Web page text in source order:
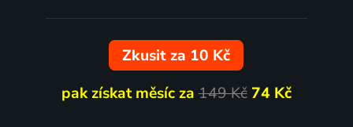
Zkusit za 10 Kč
pak získat měsíc za149 Kč 74 Kč